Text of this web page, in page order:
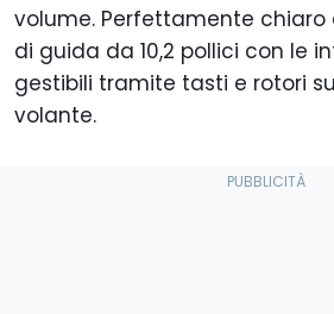
volume. Perfettamente
di guida da 10,2 pollici con le
gestibili tramite tasti e rotori
volante.